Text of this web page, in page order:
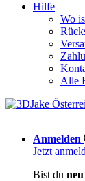
Hilfe
Wo
Alle
Anmelden
Jetzt
Bist du